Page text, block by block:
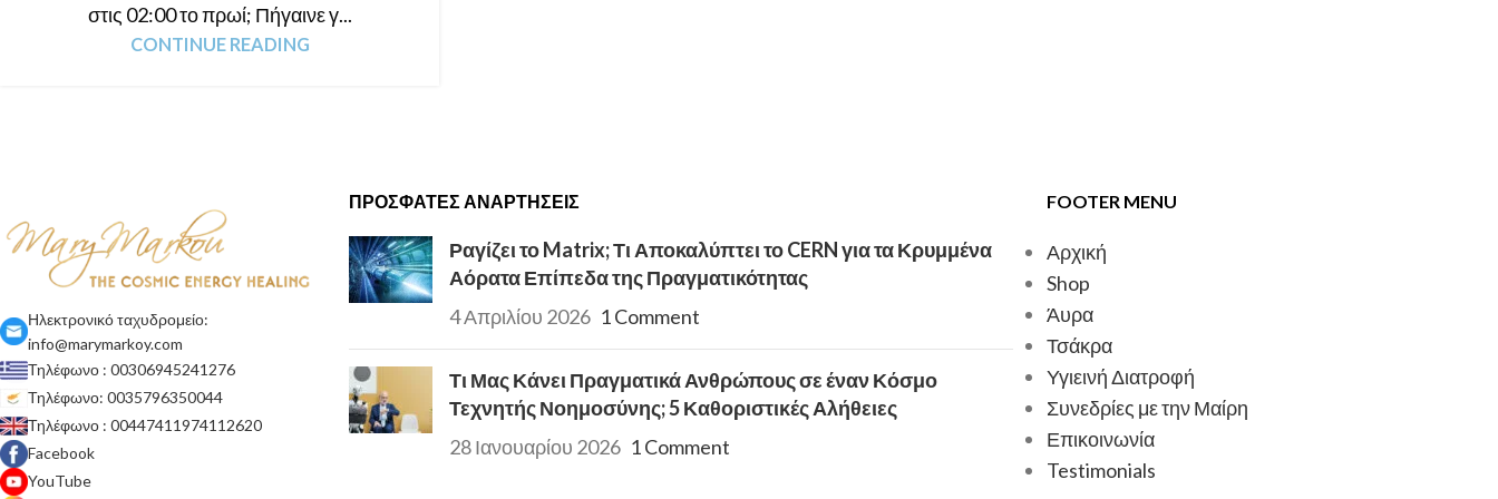
στις 02:00 το πρωί; Πήγαινε γ...
CONTINUE READING
Ηλεκτρονικό ταχυδρομείο:
info@marymarkoy.com
Τηλέφωνο : 00306945241276
Τηλέφωνο: 0035796350044
Τηλέφωνο : 00447411974112620
Facebook
YouTube
ΠΡΌΣΦΑΤΕΣ ΑΝΑΡΤΉΣΕΙΣ
Ραγίζει το Matrix; Τι Αποκαλύπτει το CERN για τα Κρυμμένα
Αόρατα Επίπεδα της Πραγματικότητας
4 Απριλίου 2026 1 Comment
Τι Μας Κάνει Πραγματικά Ανθρώπους σε έναν Κόσμο
Τεχνητής Νοημοσύνης; 5 Καθοριστικές Αλήθειες
28 Ιανουαρίου 2026 1 Comment
FOOTER MENU
Αρχική
Shop
Άυρα
Τσάκρα
Υγιεινή Διατροφή
Συνεδρίες με την Μαίρη
Επικοινωνία
Testimonials